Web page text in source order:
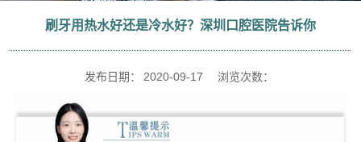
刷牙用热水好还是冷水好？深圳口腔医院告诉你
发布日期： 2020-09-17 浏览次数：